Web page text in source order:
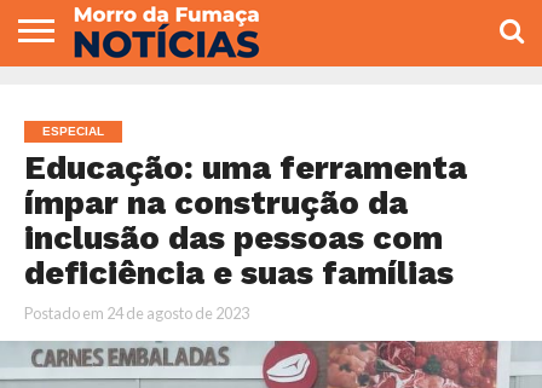
VEREADORES
ESPECIAL
Educação: uma ferramenta
ímpar na construção da
inclusão das pessoas com
deficiência e suas famílias
Postado em 24 de agosto de 2023